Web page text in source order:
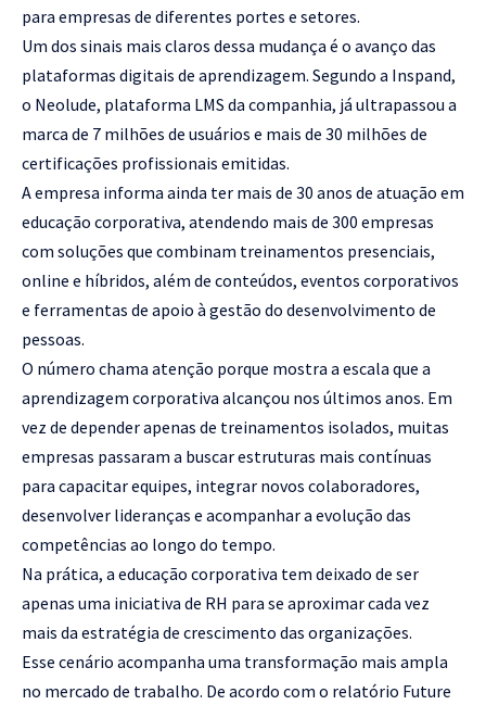
para empresas de diferentes portes e setores.
Um dos sinais mais claros dessa mudança é o avanço das
plataformas digitais de aprendizagem. Segundo a Inspand,
o Neolude, plataforma LMS da companhia, já ultrapassou a
marca de 7 milhões de usuários e mais de 30 milhões de
certificações profissionais emitidas.
A empresa informa ainda ter mais de 30 anos de atuação em
educação corporativa, atendendo mais de 300 empresas
com soluções que combinam treinamentos presenciais,
online e híbridos, além de conteúdos, eventos corporativos
e ferramentas de apoio à gestão do desenvolvimento de
pessoas.
O número chama atenção porque mostra a escala que a
aprendizagem corporativa alcançou nos últimos anos. Em
vez de depender apenas de treinamentos isolados, muitas
empresas passaram a buscar estruturas mais contínuas
para capacitar equipes, integrar novos colaboradores,
desenvolver lideranças e acompanhar a evolução das
competências ao longo do tempo.
Na prática, a educação corporativa tem deixado de ser
apenas uma iniciativa de RH para se aproximar cada vez
mais da estratégia de crescimento das organizações.
Esse cenário acompanha uma transformação mais ampla
no mercado de trabalho. De acordo com o relatório Future